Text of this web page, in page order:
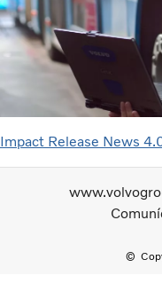
Impact Release News